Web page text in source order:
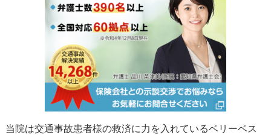
当院は交通事故患者様の救済に力を入れているベリーベス